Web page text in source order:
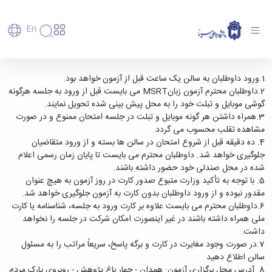
En
دانشگاه
تاریخچه
و
معرفی
برنامه
راهبردی
دانشگاه
نقشه
دانشگاه
ساختار
سازمانی
سازمان
دانشگاه
ریاست
معاونت
آموزش
پذیرش
کارشناسی
تحصیلات
تکمیلی
پسا
دکترا
استعدادهای
درخشان
دانشجویان
غیرایرانی
مهمانی
و
انتقال
حمایت‌های
تحصیلی
پژوهش
فناوری و
کارآفرینی
دفتر
ارتباط
با
صنعت
پردیس
علم
و
فناوری
مراکز
تحقیقات
و فناوری
پژوهشکده
دانشکده‌ها
پردیس
اصلی
مهندسی
کشاورزی
شیمی
و
علوم
نفت
علوم
انسانی
و
معماری
رفاهی
رفاهی
پرسنل
اداره
رفاه
کارکنان
مهمانسرای
دانشگاه
رفاهی
دانشجویان
امور
دانشجویان
اعضای
هیأت
علمی
کارکنان
دانشجویان
فارغ
التحصیلان
فوق
برنامه
فعالیت‌های
دانشجویی
انجمن‌های
علمی
پایگاه
خبری
بسنا
پیشخوان
روز جمعه مورخ 96/10/8 دانشگاه بوعلی سینا -
دانشگاه بوعلی سینا همدان
1.ورود داوطلبان به سالن یک ساعت قبل از آزمون خواهد بود.
2.داوطلبان محترم آزمون زبانMSRT می بایست قبل از ورود به جلسه هرگونه
گوشی موبایل و تبلت خود را به محل پیش بینی شده تحویل نمایند.
3.همراه داشتن هر گونه موبایل و تبلت در جلسه امتحان ممنوع و در صورت
مشاهده تقلب محسوب می گردد.
4. ده دقیقه قبل از شروع امتحان در سالن ها بسته و از ورود متقاضیان
جلوگیری خواهد شد. داوطلبان محترم می بایست تا پایان زمان رسمی اعلام
شده در محل صندلی خود حضور داشته باشند.
5. با توجه به تأکید وزارت متبوع صدور کارت در روز آزمون به هیچ عنوان
مقدور نبوده و از ورود داوطلبان بدون کارت به آزمون جلوگیری خواهد شد.
6.داوطلبان محترم می بایست علاوه بر کارت ورود به جلسه، شناسنامه یا کارت
ملی همراه داشته باشند در غیر اینصورت امکان شرکت در جلسه را نخواهد
داشت.
7.در صورت وجود مغایرت در کارت و برگه پاسخ، سریعاً مراتب را به مسئول
سالن اطلاع دهید